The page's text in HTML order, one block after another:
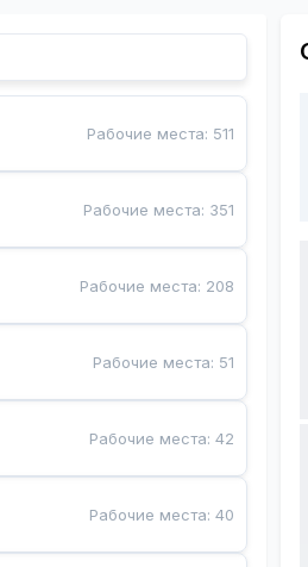
Рабочие места: 511
Рабочие места: 351
Рабочие места: 208
Рабочие места: 51
Рабочие места:42
Рабочие места:40